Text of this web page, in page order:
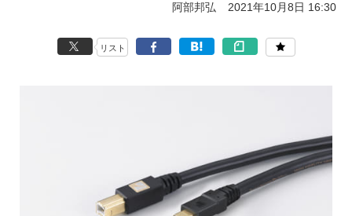
阿部邦弘 2021年10月8日 16:30
リスト